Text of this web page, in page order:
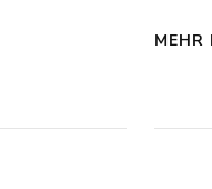
MEHR